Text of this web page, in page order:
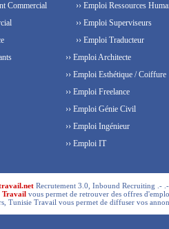
Commercial
›› Emploi Ressources
›› Emploi Superviseurs
›› Emploi Traducteur
›› Emploi Architecte
›› Emploi Esthétique / Coiffure
›› Emploi Freelance
›› Emploi Génie Civil
›› Emploi Ingénieur
›› Emploi IT
Recrutement 3.0, Inbound Recruiting .-
Travail vous permet de retrouver des offres
Tunisie Travail vous permet de diffuser vos